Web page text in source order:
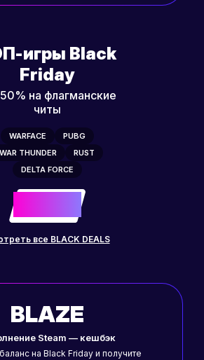
игры Black
Friday
на флагманские
читы
WARFACE
PUBG
WAR THUNDER
RUST
DELTA FORCE
до
все BLACK DEALS
BLAZE
Steam — кешбэк
на Black Friday и получите